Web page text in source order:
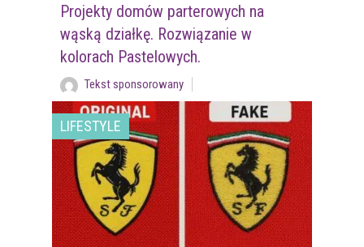
Projekty domów parterowych na
wąską działkę. Rozwiązanie w
kolorach Pastelowych.
Tekst sponsorowany
LIFESTYLE